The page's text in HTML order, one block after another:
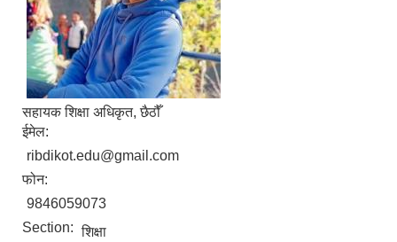
सहायक शिक्षा अधिकृत, छैठौँ
ईमेल:
ribdikot.edu@gmail.com
फोन:
9846059073
Section: शिक्षा